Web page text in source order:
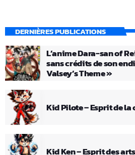
DERNIÈRES PUBLICATIONS
L’anime Dara-san of
sans crédits de son
Valsey’s Theme »
Kid Pilote – Esprit de la
Kid Ken – Esprit des